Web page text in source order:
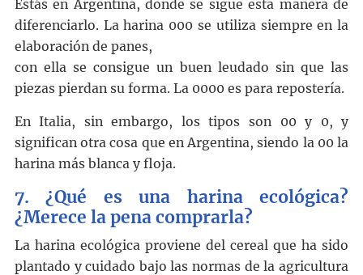
Estás en Argentina, donde se sigue esta manera de
diferenciarlo. La harina 000 se utiliza siempre en la
elaboración de panes,
con ella se consigue un buen leudado sin que las
piezas pierdan su forma. La 0000 es para repostería.
En Italia, sin embargo, los tipos son 00 y 0, y
significan otra cosa que en Argentina, siendo la 00 la
harina más blanca y floja.
7. ¿Qué es una harina ecológica?
¿Merece la pena comprarla?
La harina ecológica proviene del cereal que ha sido
plantado y cuidado bajo las normas de la agricultura